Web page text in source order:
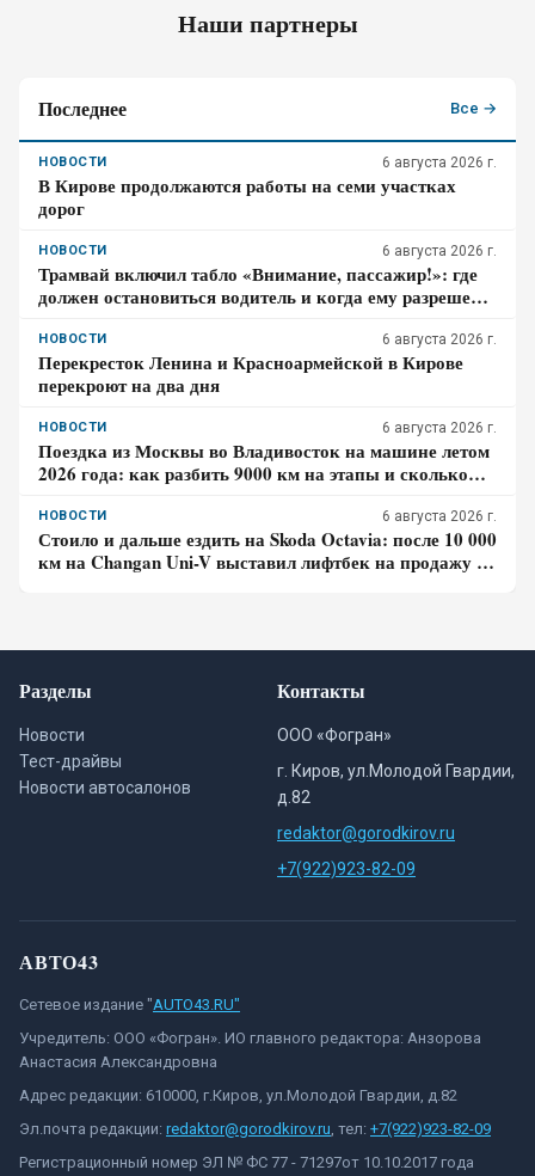
Наши партнеры
Последнее Все →
НОВОСТИ 6 августа 2026 г.
В Кирове продолжаются работы на семи участках
дорог
НОВОСТИ 6 августа 2026 г.
Трамвай включил табло «Внимание, пассажир!»: где
должен остановиться водитель и когда ему разрешено
НОВОСТИ 6 августа 2026 г.
Перекресток Ленина и Красноармейской в Кирове
перекроют на два дня
НОВОСТИ 6 августа 2026 г.
Поездка из Москвы во Владивосток на машине летом
2026 года: как разбить 9000 км на этапы и сколько
НОВОСТИ 6 августа 2026 г.
Стоило и дальше ездить на Skoda Octavia: после 10 000
км на Changan Uni-V выставил лифтбек на продажу –
Разделы
Новости
Тест-драйвы
Новости автосалонов
Контакты
ООО «Фогран»
г. Киров, ул.Молодой Гвардии,
д.82
redaktor@gorodkirov.ru
+7(922)923-82-09
АВТО43
Сетевое издание "AUTO43.RU"
Учредитель: ООО «Фогран». ИО главного редактора: Анзорова
Анастасия Александровна
Адрес редакции: 610000, г.Киров, ул.Молодой Гвардии, д.82
Эл.почта редакции: redaktor@gorodkirov.ru, тел: +7(922)923-82-09
Регистрационный номер ЭЛ № ФС 77 - 71297от 10.10.2017 года